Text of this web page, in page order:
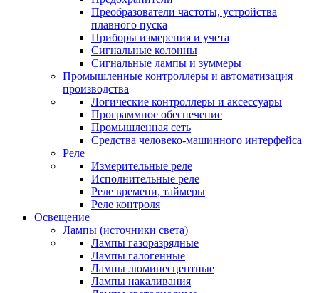
Преобразователи частоты, устройства
плавного пуска
Приборы измерения и учета
Сигнальные колонны
Сигнальные лампы и зуммеры
Промышленные контроллеры и автоматизация
производства
Логические контроллеры и аксессуары
Программное обеспечение
Промышленная сеть
Средства человеко-машинного интерфейса
Реле
Измерительные реле
Исполнительные реле
Реле времени, таймеры
Реле контроля
Освещение
Лампы (источники света)
Лампы газоразрядные
Лампы галогенные
Лампы люминесцентные
Лампы накаливания